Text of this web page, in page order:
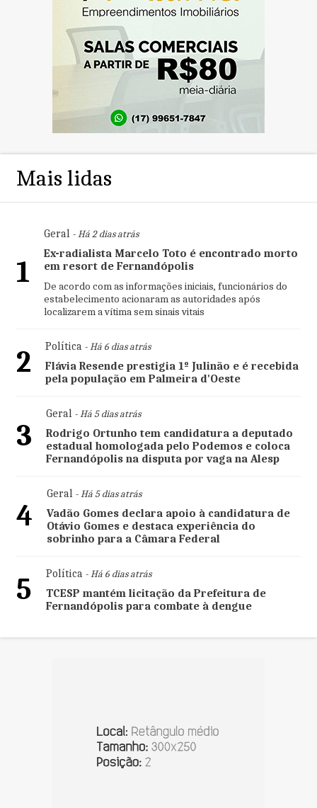
Mais lidas
1
Geral- Há 2 dias atrás
Ex-radialista Marcelo Toto é encontrado morto
em resort de Fernandópolis
De acordo com as informações iniciais, funcionários do
estabelecimento acionaram as autoridades após
localizarem a vítima sem sinais vitais
2 Política- Há 6 dias atrás
Flávia Resende prestigia 1º Julinão e é recebida
pela população em Palmeira d'Oeste
3
Geral- Há 5 dias atrás
Rodrigo Ortunho tem candidatura a deputado
estadual homologada pelo Podemos e coloca
Fernandópolis na disputa por vaga na Alesp
4
Geral- Há 5 dias atrás
Vadão Gomes declara apoio à candidatura de
Otávio Gomes e destaca experiência do
sobrinho para a Câmara Federal
5 Política- Há 6 dias atrás
TCESP mantém licitação da Prefeitura de
Fernandópolis para combate à dengue